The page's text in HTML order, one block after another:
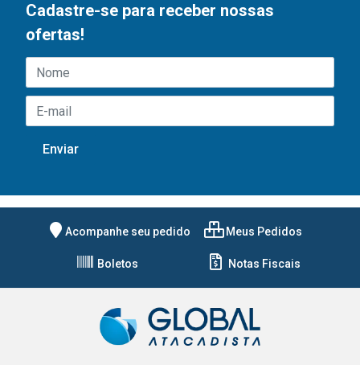
Cadastre-se para receber nossas
ofertas!
Acompanhe seu pedido Meus Pedidos
Boletos Notas Fiscais